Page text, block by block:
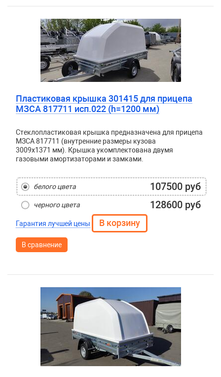
Пластиковая крышка 301415 для прицепа
МЗСА 817711 исп.022 (h=1200 мм)
Стеклопластиковая крышка предназначена для прицепа
МЗСА 817711 (внутренние размеры кузова
3009x1371 мм). Крышка укомплектована двумя
газовыми амортизаторами и замками.
белого цвета 107500 руб
черного цвета 128600 руб
Гарантия лучшей цены
В сравнение